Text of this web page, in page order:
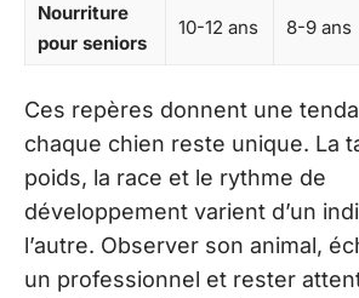
Nourriture
pour seniors
10-12 ans 8-9 ans
Ces repères donnent une
chaque chien reste unique. La
poids, la race et le rythme de
développement varient d’un
l’autre. Observer son animal,
un professionnel et rester